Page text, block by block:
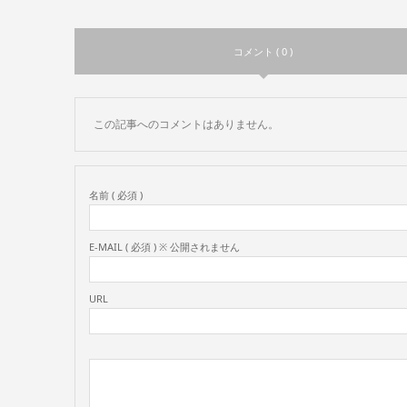
コメント ( 0 )
この記事へのコメントはありません。
名前 ( 必須 )
E-MAIL ( 必須 ) ※ 公開されません
URL